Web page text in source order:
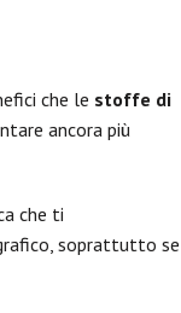
che le stoffe di
ancora più
che ti
soprattutto se